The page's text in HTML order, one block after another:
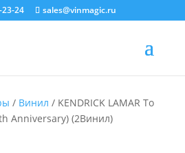
23-24 sales@vinmagic.ru
/ Винил / KENDRICK LAMAR To
Anniversary) (2Винил)